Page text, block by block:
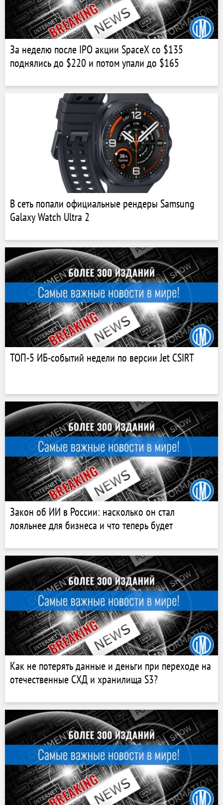
За неделю после IPO акции SpaceX со $135
поднялись до $220 и потом упали до $165
В сеть попали официальные рендеры Samsung
Galaxy Watch Ultra 2
ТОП-5 ИБ-событий недели по версии Jet CSIRT
Закон об ИИ в России: насколько он стал
лояльнее для бизнеса и что теперь будет
Как не потерять данные и деньги при переходе на
отечественные СХД и хранилища S3?